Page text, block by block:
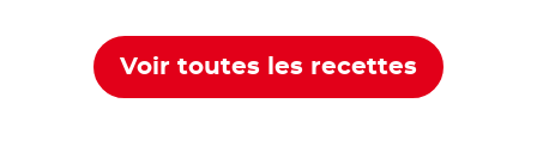
Voir toutes les recettes